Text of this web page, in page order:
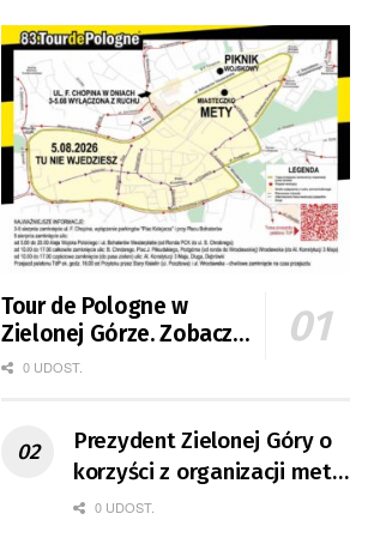
Tour de Pologne w
Zielonej Górze. Zobacz
zmiany w organizacji
0 UDOST.
Prezydent Zielonej Góry o
korzyści z organizacji mety
Tour de Pologne
0 UDOST.